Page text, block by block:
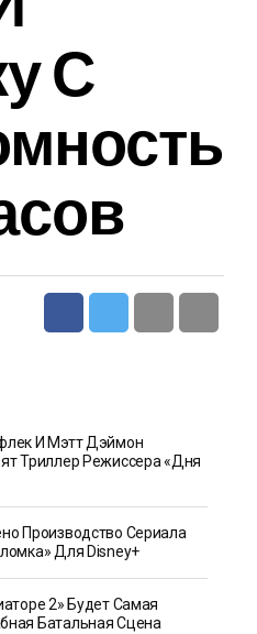
С
И Мэтт Дэймон
Триллер Режиссера «Дня
Производство Сериала
Для Disney+
2» Будет Самая
Батальная Сцена